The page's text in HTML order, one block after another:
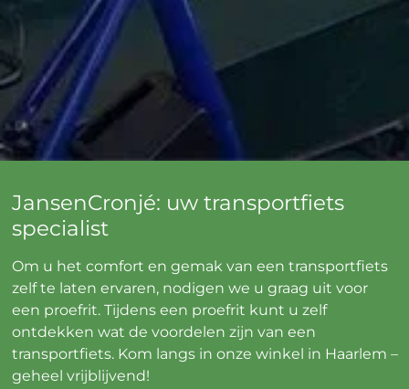
JansenCronjé: uw transportfiets
specialist
Om u het comfort en gemak van een transportfiets
zelf te laten ervaren, nodigen we u graag uit voor
een proefrit. Tijdens een proefrit kunt u zelf
ontdekken wat de voordelen zijn van een
transportfiets. Kom langs in onze winkel in Haarlem –
geheel vrijblijvend!